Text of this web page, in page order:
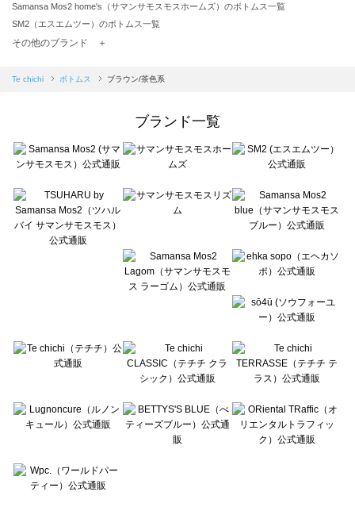
Samansa Mos2 home's（サマンサモスモスホームズ）のボトムス一覧
SM2（エスエムツー）のボトムス一覧
TSUHARU by Samansa Mos2（ツハルバイサマンサモスモス）のボトムス一覧
Samansa Mos2 blue（サマンサモスモス ブルー）のボトムス一覧
sō4ū（ソウフォーユー）のボトムス一覧
Te chichi（テチチ）のボトムス一覧
Te chichi CLASSIC（テチチ クラシック）のボトムス一覧
Lugnoncure（ルノンキュール）のボトムス一覧
BETTY'S BLUE（べティーズブルー）のボトムス一覧
Wpc.（ワールドパーティー）のボトムス一覧
その他のブランド ＋
Te chichi ボトムス ブラウン/茶色系
ブランド一覧